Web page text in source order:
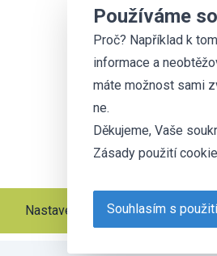
Nastavení cookies
Používáme
Proč? Například k
informace a
máte možnost sami
ne.
Děkujeme, Vaše
Zásady použití
Souhlasím s